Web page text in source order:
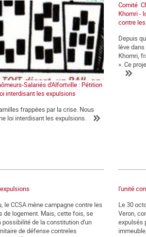
Salariés d'Alfortville : Pétition
interdisant les expulsions
frappées par la crise. Nous
loi interdisant les expulsions.
Comité
Khomri -
contre
Depuis
lève
Khomri,
». Ce
le CCSA mène campagne contre les
de logement. Mais, cette fois, se
possibilité de la constitution d'un
de défense contreles
l'unité
Le 30
Veron,
expulsés